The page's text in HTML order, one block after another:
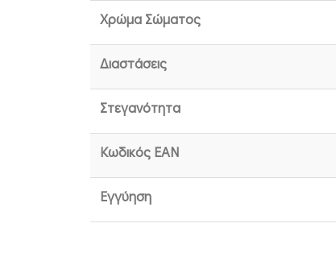
Χρώμα Σώματος
Διαστάσεις
Στεγανότητα
Κωδικός EAN
Εγγύηση